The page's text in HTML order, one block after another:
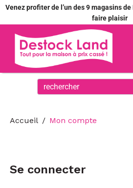
Venez profiter de l’un des 9 magasins de
faire plaisir
Accueil Mon compte
Se connecter